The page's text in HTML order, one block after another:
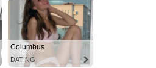
Columbus
DATING